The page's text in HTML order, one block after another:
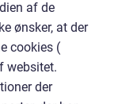
af de
ønsker, at der
cookies (
websitet.
der